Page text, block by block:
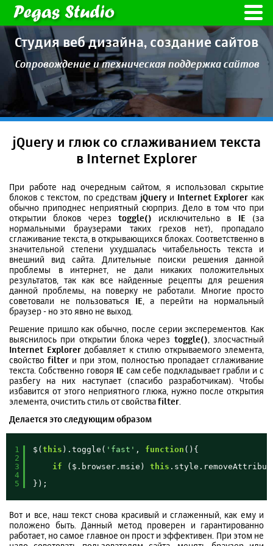
Студия веб дизайна, создание сайтов
Сопровождение и техническая поддержка сайтов
jQuery и глюк со сглаживанием текста
в Internet Explorer
При работе над очередным сайтом, я использовал скрытие
блоков с текстом, по средствам jQueryи Internet Explorer как
обычно приподнес неприятный сюрприз. Дело в том что при
открытии блоков через toggle() исключительно в IE (за
нормальными браузерами таких грехов нет), пропадало
сглаживание текста, в открывающихся блоках. Соответственно в
значительной степени ухудшалась читабельность текста и
внешний вид сайта. Длительные поиски решения данной
проблемы в интернет, не дали никаких положительных
результатов, так как все найденные рецепты для решения
данной проблемы, на поверку не работали. Многие просто
советовали не пользоваться IE , а перейти на нормальный
браузер - но это явно не выход.
Решение пришло как обычно, после серии эксперементов. Как
выяснилось при открытии блока через toggle() , злосчастный
Internet Explorerдобавляет к стилю открываемого элемента,
свойство filter и при этом, полностью пропадает сглаживание
текста. Собственно говоря IE сам себе подкладывает грабли и с
разбегу на них наступает (спасибо разработчикам). Чтобы
избавится от этого неприятного глюка, нужно после открытия
элемента, очистить стиль от свойстваfilter
Делается это следующим образом
1
2
3
4
5
$( this ).toggle( 'fast' , function (){
if
($.browser.msie) this
});
Вот и все, наш текст снова красивый и сглаженный, как ему и
положено быть. Данный метод проверен и гарантированно
работает, но самое главное он прост и эффективен. При этом не